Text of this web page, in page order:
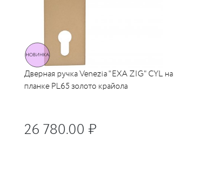
Дверная ручка Venezia "EXA ZIG" CYL на
планке PL65 золото крайола
26 780.00 ₽